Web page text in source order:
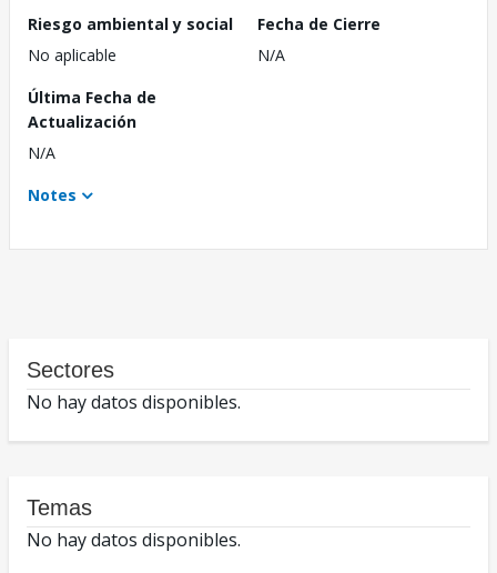
Riesgo ambiental y social
No aplicable
Fecha de Cierre
N/A
Última Fecha de
Actualización
N/A
Notes
Sectores
No hay datos disponibles.
Temas
No hay datos disponibles.